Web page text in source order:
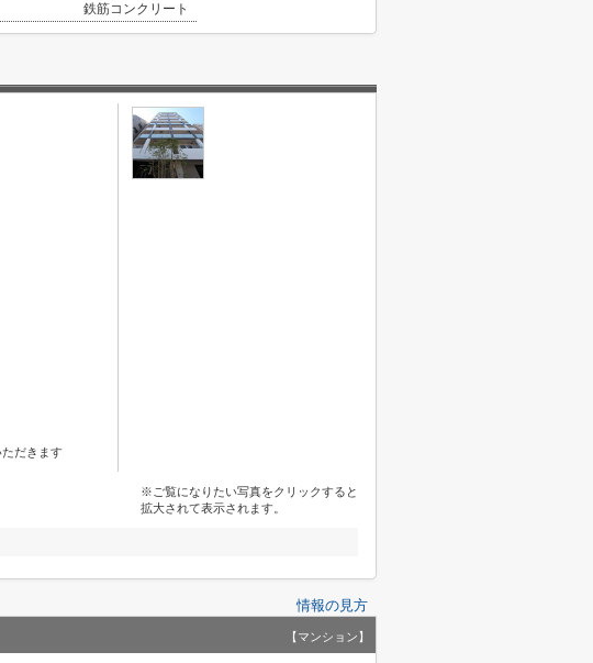
鉄筋コンクリート
だきます
※ご覧になりたい写真をクリックすると
拡大されて表示されます。
情報の見方
【マンション】